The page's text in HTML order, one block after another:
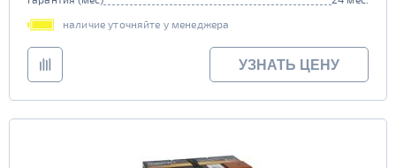
наличие уточняйте у менеджера
УЗНАТЬ ЦЕНУ